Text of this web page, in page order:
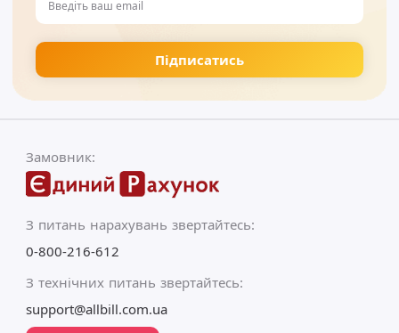
Замовник:
З питань нарахувань звертайтесь:
0-800-216-612
З технічних питань звертайтесь:
support@allbill.com.ua